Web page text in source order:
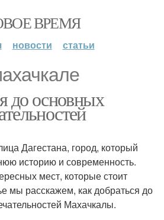
ВРЕМЯ
новости статьи
до основных
Дагестана, город, который
историю и современность.
мест, которые стоит
мы расскажем, как добраться до
Махачкалы.